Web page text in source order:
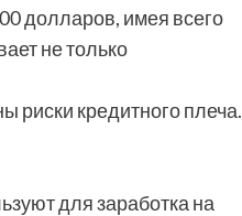
долларов, имея всего
не только
риски кредитного плеча.
для заработка на